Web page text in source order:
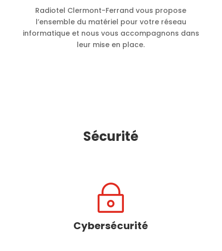
Radiotel Clermont-Ferrand vous propose
l’ensemble du matériel pour votre réseau
informatique et nous vous accompagnons dans
leur mise en place.
Sécurité
~
Cybersécurité